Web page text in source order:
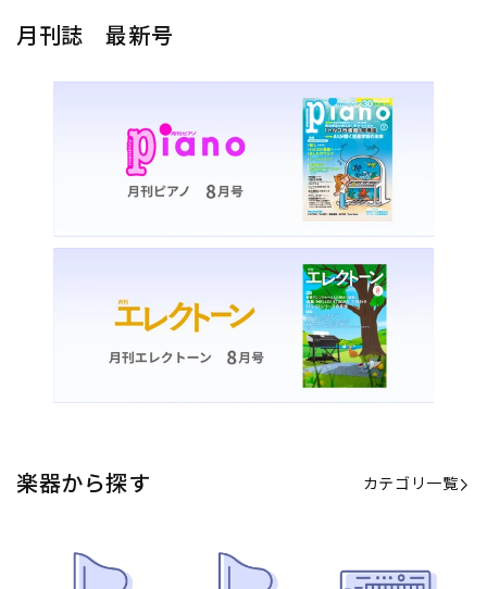
月刊誌 最新号
楽器から探す カテゴリ一覧